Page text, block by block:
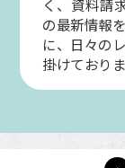
く、資料請
の最新情報
に、日々の
掛けておりま